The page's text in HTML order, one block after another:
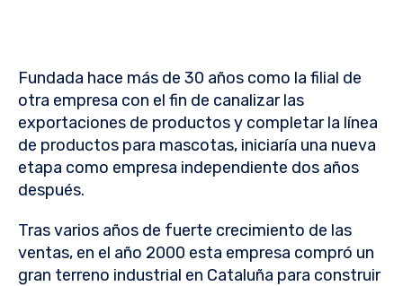
Fundada hace más de 30 años como la filial de
otra empresa con el fin de canalizar las
exportaciones de productos y completar la línea
de productos para mascotas, iniciaría una nueva
etapa como empresa independiente dos años
después.
Tras varios años de fuerte crecimiento de las
ventas, en el año 2000 esta empresa compró un
gran terreno industrial en Cataluña para construir